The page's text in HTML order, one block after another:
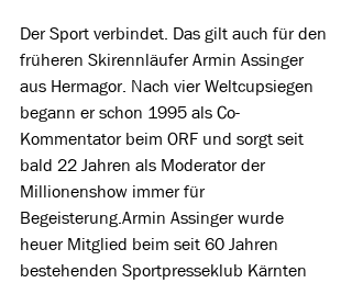
Der Sport verbindet. Das gilt auch für den
früheren Skirennläufer Armin Assinger
aus Hermagor. Nach vier Weltcupsiegen
begann er schon 1995 als Co-
Kommentator beim ORF und sorgt seit
bald 22 Jahren als Moderator der
Millionenshow immer für
Begeisterung.Armin Assinger wurde
heuer Mitglied beim seit 60 Jahren
bestehenden Sportpresseklub Kärnten